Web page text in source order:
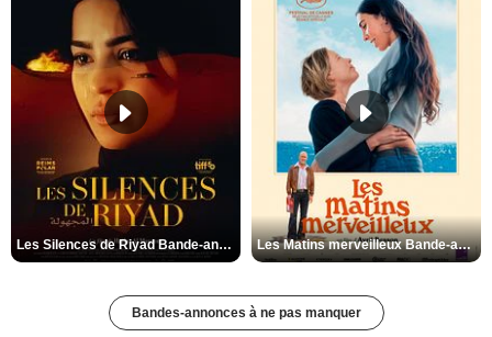
Les Silences de Riyad Bande-annonce VO STFR Les Matins merveilleux Bande-annonce VF
Bandes-annonces à ne pas manquer